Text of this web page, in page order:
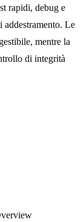
rapidi, debug e
addestramento. Le
mentre la
di integrità